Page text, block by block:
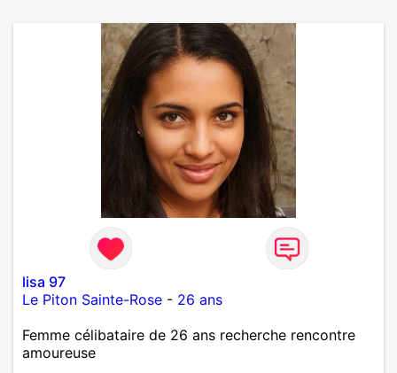
lisa 97
Le Piton Sainte-Rose - 26 ans
Femme célibataire de 26 ans recherche rencontre
amoureuse